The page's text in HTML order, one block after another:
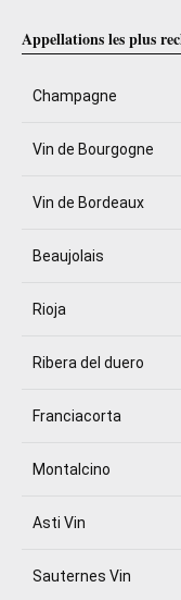
Appellations les plus
Champagne
Vin de Bourgogne
Vin de Bordeaux
Beaujolais
Rioja
Ribera del duero
Franciacorta
Montalcino
Asti Vin
Sauternes Vin